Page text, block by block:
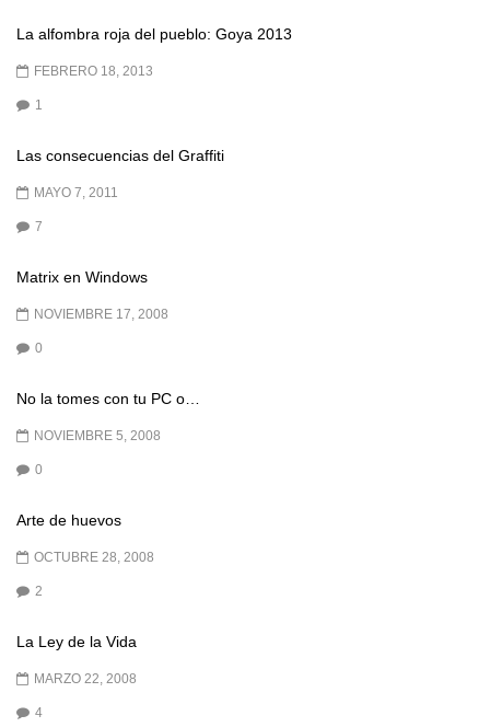
La alfombra roja del pueblo: Goya 2013
FEBRERO 18, 2013
1
Las consecuencias del Graffiti
MAYO 7, 2011
7
Matrix en Windows
NOVIEMBRE 17, 2008
0
No la tomes con tu PC o…
NOVIEMBRE 5, 2008
0
Arte de huevos
OCTUBRE 28, 2008
2
La Ley de la Vida
MARZO 22, 2008
4